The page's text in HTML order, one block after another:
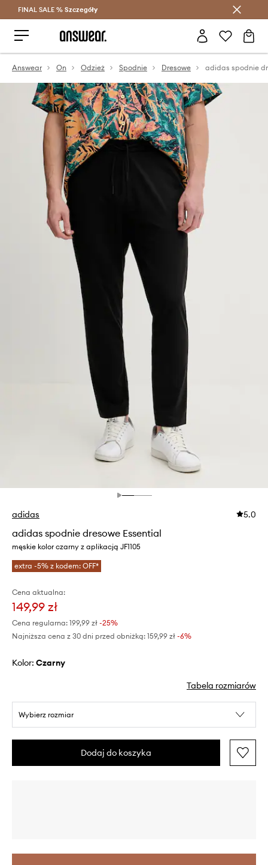
Oszczędzaj z Answear Club >
FINAL SALE % Szczegóły
Answear On Odzież Spodnie Dresowe adidas spodnie
adidas 5.0
adidas spodnie dresowe Essential
męskie kolor czarny z aplikacją JF1105
extra -5% z kodem: OFF*
Cena aktualna:
149,99 zł
Cena regularna: 199,99 zł -25%
Najniższa cena z 30 dni przed obniżką: 159,99 zł -6%
Kolor: czarny
Tabela rozmiarów
Wybierz rozmiar
Dodaj do koszyka